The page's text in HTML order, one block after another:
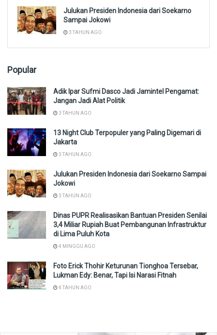
Julukan Presiden Indonesia dari Soekarno
Sampai Jokowi
3 TAHUN AGO
Popular
Adik Ipar Sufmi Dasco Jadi Jamintel Pengamat:
Jangan Jadi Alat Politik
3 TAHUN AGO
13 Night Club Terpopuler yang Paling Digemari di
Jakarta
3 TAHUN AGO
Julukan Presiden Indonesia dari Soekarno Sampai
Jokowi
3 TAHUN AGO
Dinas PUPR Realisasikan Bantuan Presiden Senilai
3,4 Miliar Rupiah Buat Pembangunan Infrastruktur
di Lima Puluh Kota
4 MINGGU AGO
Foto Erick Thohir Keturunan Tionghoa Tersebar,
Lukman Edy: Benar, Tapi Isi Narasi Fitnah
4 TAHUN AGO